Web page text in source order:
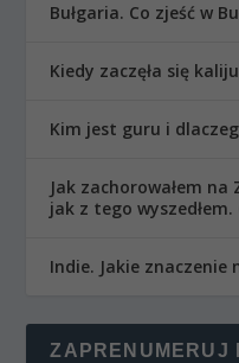
Bułgaria. Co zjeść w
Kiedy zaczęła się
Kim jest guru i
Jak zachorowałem na
jak z tego wyszedłem.
Indie. Jakie znaczenie
ZAPRENUMERUJ